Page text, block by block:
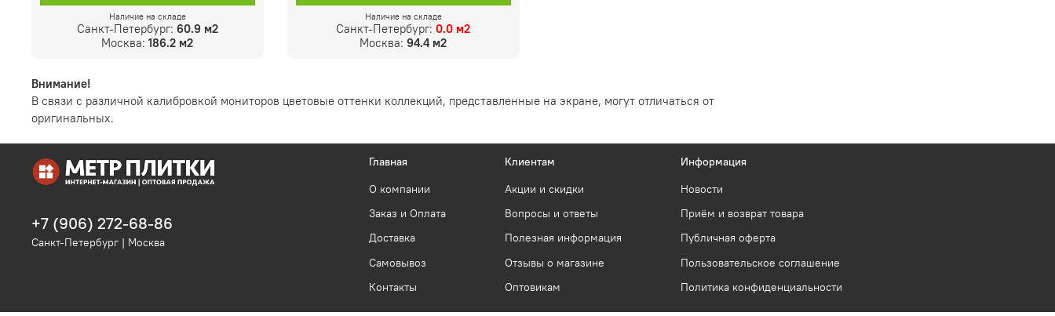
Наличие на складе
Санкт-Петербург: 60.9 м2
Москва:186.2 м2
Наличие на складе
Санкт-Петербург:0.0 м2
Москва:94.4 м2
Внимание!
В связи с различной калибровкой мониторов цветовые оттенки коллекций, представленные на экране, могут отличаться от
оригинальных.
Главная
О компании
Заказ и Оплата
Доставка
Самовывоз
Контакты
Клиентам
Акции и скидки
Вопросы и ответы
Полезная информация
Отзывы о магазине
Оптовикам
Информация
Новости
Приём и возврат товара
Публичная оферта
Пользовательское соглашение
Политика конфиденциальности
+7 (906) 272-68-86
Санкт-Петербург | Москва